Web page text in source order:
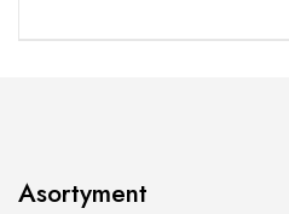
Asortyment